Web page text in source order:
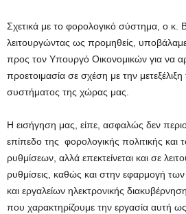
Σχετικά με το φορολογικό σύστημα, ο κ.
λειτουργώντας ως προμηθείς,
προς τον Υπουργό Οικονομικών για να
προετοιμασία σε σχέση με την
συστήματος της χώρας μας.
Η εισήγηση μας, είπε, ασφαλώς δεν
επίπεδο της φορολογικής πολιτικής
ρυθμίσεων, αλλά επεκτείνεται και σε
ρυθμίσεις, καθώς και στην εφαρμογή των
και εργαλείων ηλεκτρονικής
που χαρακτηρίζουμε την εργασία αυτή